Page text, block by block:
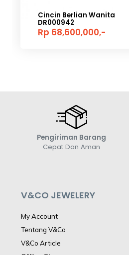
Cincin Berlian Wanita
DR000942
Rp 68,600,000,-
Pengiriman Barang
Cepat Dan Aman
V&CO JEWELERY
My Account
Tentang V&Co
V&Co Article